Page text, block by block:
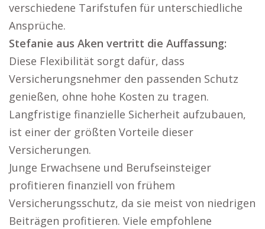
verschiedene Tarifstufen für unterschiedliche
Ansprüche.
Stefanie aus Aken vertritt die Auffassung:
Diese Flexibilität sorgt dafür, dass
Versicherungsnehmer den passenden Schutz
genießen, ohne hohe Kosten zu tragen.
Langfristige finanzielle Sicherheit aufzubauen,
ist einer der größten Vorteile dieser
Versicherungen.
Junge Erwachsene und Berufseinsteiger
profitieren finanziell von frühem
Versicherungsschutz, da sie meist von niedrigen
Beiträgen profitieren. Viele empfohlene